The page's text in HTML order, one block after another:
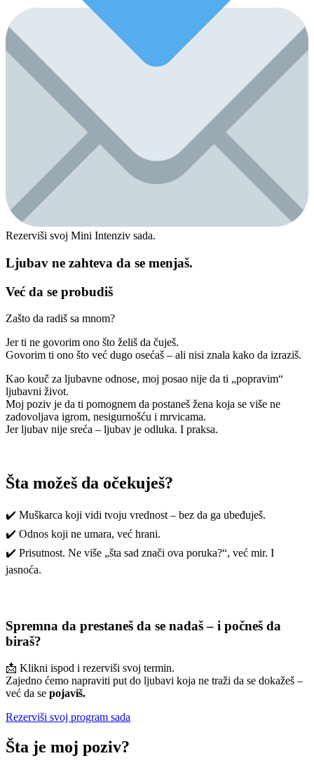
Rezerviši svoj Mini Intenziv sada.
Ljubav ne zahteva da se menjaš.
Već da se probudiš
Zašto da radiš sa mnom?
Jer ti ne govorim ono što želiš da čuješ.
Govorim ti ono što već dugo osećaš – ali nisi znala kako da izraziš.
Kao kouč za ljubavne odnose, moj posao nije da ti „popravim“
ljubavni život.
Moj poziv je da ti pomognem da postaneš žena koja se više ne
zadovoljava igrom, nesigurnošću i mrvicama.
Jer ljubav nije sreća – ljubav je odluka. I praksa.
Šta možeš da očekuješ?
✔️ Muškarca koji vidi tvoju vrednost – bez da ga ubeđuješ.
✔️ Odnos koji ne umara, već hrani.
✔️ Prisutnost. Ne više „šta sad znači ova poruka?“, već mir. I
jasnoća.
Spremna da prestaneš da se nadaš – i počneš da
biraš?
📩 Klikni ispod i rezerviši svoj termin.
Zajedno ćemo napraviti put do ljubavi koja ne traži da se dokažeš –
već da se pojaviš.
Rezerviši svoj program sada
Šta je moj poziv?